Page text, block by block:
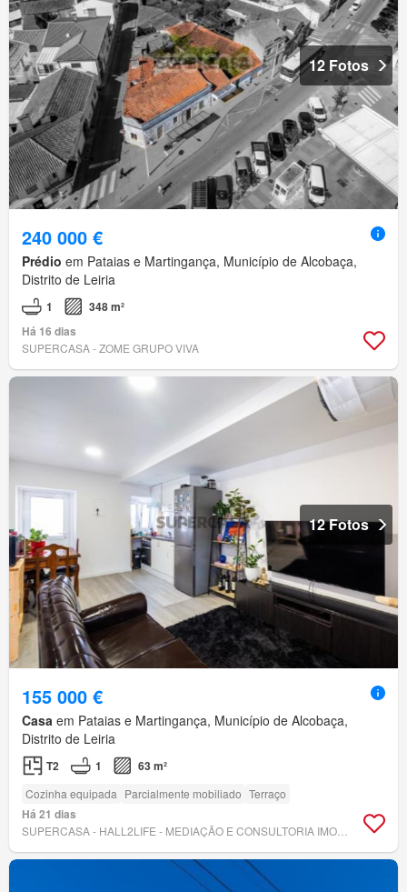
12 Fotos
240 000 €
Prédio em Pataias e Martingança, Município de Alcobaça,
Distrito de Leiria
1
348 m²
Há 16 dias
SUPERCASA - ZOME GRUPO VIVA
12 Fotos
155 000 €
Casa em Pataias e Martingança, Município de Alcobaça,
Distrito de Leiria
T2 1 63 m²
Cozinha equipada Parcialmente mobiliado Terraço
Há 21 dias